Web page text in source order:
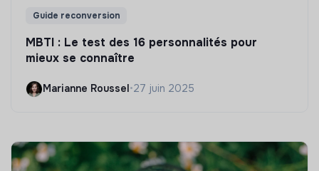
Guide reconversion
MBTI : Le test des 16 personnalités pour
mieux se connaître
Marianne Roussel •27 juin 2025